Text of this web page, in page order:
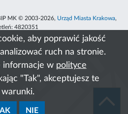
aby poprawić jakość
ruch na stronie.
informacje w polityce
"Tak", akceptujesz te
warunki.
NIE
MK © 2003-2026, Urząd Miasta Krakowa,
4820351